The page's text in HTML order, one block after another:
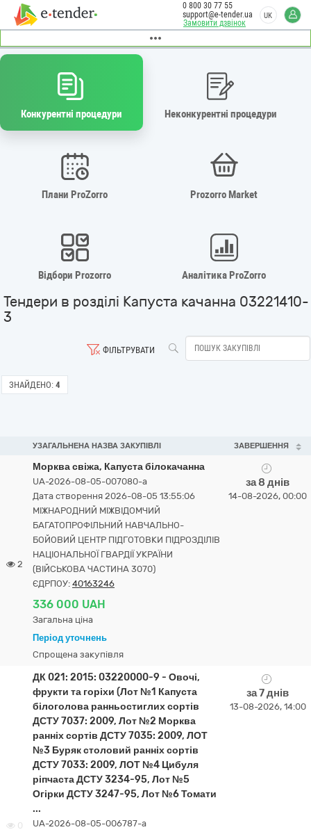
Замовити дзвінок
0 800 30 77 55
support@e-tender.ua
UK
Конкурентні процедури Неконкурентні процедури
Плани ProZorro Prozorro Market
Відбори Prozorro Аналітика ProZorro
Тендери в розділі Капуста качанна 03221410-
3
ФІЛЬТРУВАТИ
ЗНАЙДЕНО: 4
УЗАГАЛЬНЕНА НАЗВА ЗАКУПІВЛІ ЗАВЕРШЕННЯ
2
Морква свіжа, Капуста білокачанна
UA-2026-08-05-007080-a
Дата створення 2026-08-05 13:55:06
МІЖНАРОДНИЙ МІЖВІДОМЧИЙ
БАГАТОПРОФІЛЬНИЙ НАВЧАЛЬНО-
БОЙОВИЙ ЦЕНТР ПІДГОТОВКИ ПІДРОЗДІЛІВ
НАЦІОНАЛЬНОЇ ГВАРДІЇ УКРАЇНИ
(ВІЙСЬКОВА ЧАСТИНА 3070)
ЄДРПОУ: 40163246
336 000 UAH
Загальна ціна
Період уточнень
Спрощена закупівля
за 8 днів
14-08-2026, 00:00
0
ДК 021: 2015: 03220000-9 - Овочі,
фрукти та горіхи (Лот №1 Капуста
білоголова ранньостиглих сортів
ДСТУ 7037: 2009, Лот №2 Морква
ранніх сортів ДСТУ 7035: 2009, ЛОТ
№3 Буряк столовий ранніх сортів
ДСТУ 7033: 2009, ЛОТ №4 Цибуля
ріпчаста ДСТУ 3234-95, Лот №5
Огірки ДСТУ 3247-95, Лот №6 Томати
...
UA-2026-08-05-006787-a
за 7 днів
13-08-2026, 14:00